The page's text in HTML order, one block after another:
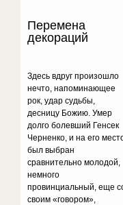
Перемена
декораций
Здесь вдруг произошло
нечто, напоминающее
рок, удар судьбы,
десницу Божию. Умер
долго болевший Генсек
Черненко, и на его
был выбран
сравнительно молодой,
немного
провинциальный, еще
своим «говором»,